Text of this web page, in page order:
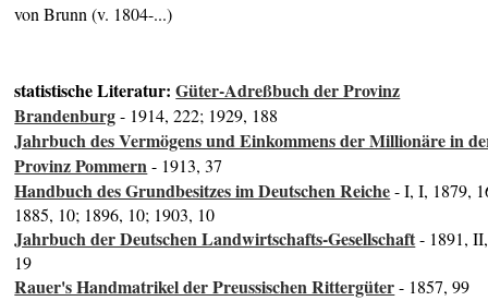
von Brunn (v. 1804-...)
statistische Literatur:Güter-Adreßbuch der Provinz
Brandenburg- 1914, 222; 1929, 188
Jahrbuch des Vermögens und Einkommens der Millionäre in
Provinz Pommern- 1913, 37
Handbuch des Grundbesitzes im Deutschen Reiche- I, I, 1879,
1885, 10; 1896, 10; 1903, 10
Jahrbuch der Deutschen Landwirtschafts-Gesellschaft- 1891, II,
19
Rauer's Handmatrikel der Preussischen Rittergüter- 1857, 99